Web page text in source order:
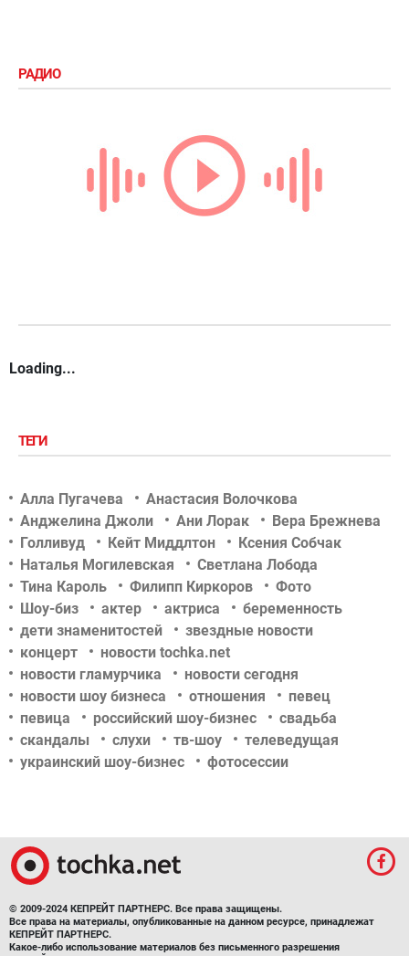
РАДИО
Loading...
ТЕГИ
Алла Пугачева
Анастасия Волочкова
Анджелина Джоли
Ани Лорак
Вера Брежнева
Голливуд
Кейт Миддлтон
Ксения Собчак
Наталья Могилевская
Светлана Лобода
Тина Кароль
Филипп Киркоров
Фото
Шоу-биз
актер актриса
беременность
дети знаменитостей
звездные новости
концерт
новости tochka.net
новости гламурчика
новости сегодня
новости шоу бизнеса
отношения
певец
певица
российский шоу-бизнес
свадьба
скандалы
слухи тв-шоу
телеведущая
украинский шоу-бизнес
фотосессии
© 2009-2024 КЕПРЕЙТ ПАРТНЕРС. Все права защищены.
Все права на материалы, опубликованные на данном ресурсе, принадлежат
КЕПРЕЙТ ПАРТНЕРС.
Какое-либо использование материалов без письменного разрешения